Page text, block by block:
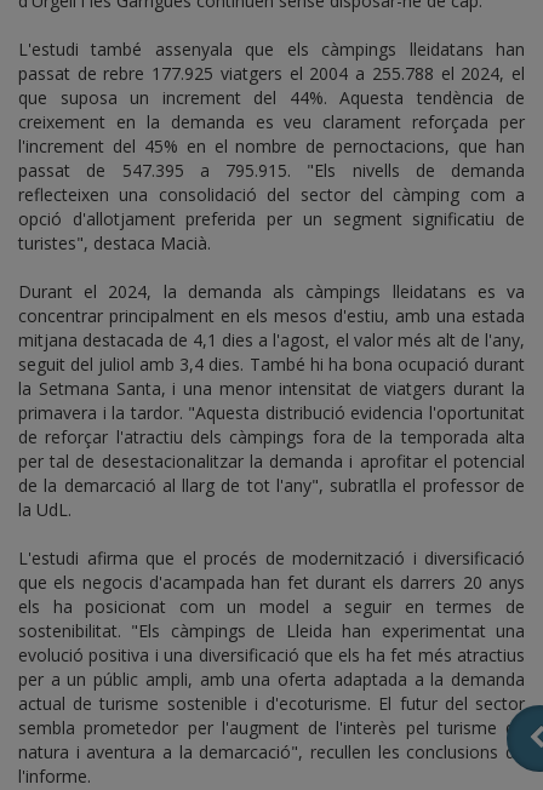
L'estudi també assenyala que els càmpings lleidatans han
passat de rebre 177.925 viatgers el 2004 a 255.788 el 2024, el
que suposa un increment del 44%. Aquesta tendència de
creixement en la demanda es veu clarament reforçada per
l'increment del 45% en el nombre de pernoctacions, que han
passat de 547.395 a 795.915. "Els nivells de demanda
reflecteixen una consolidació del sector del càmping com a
opció d'allotjament preferida per un segment significatiu de
turistes", destaca Macià.
Durant el 2024, la demanda als càmpings lleidatans es va
concentrar principalment en els mesos d'estiu, amb una estada
mitjana destacada de 4,1 dies a l'agost, el valor més alt de l'any,
seguit del juliol amb 3,4 dies. També hi ha bona ocupació durant
la Setmana Santa, i una menor intensitat de viatgers durant la
primavera i la tardor. "Aquesta distribució evidencia l'oportunitat
de reforçar l'atractiu dels càmpings fora de la temporada alta
per tal de desestacionalitzar la demanda i aprofitar el potencial
de la demarcació al llarg de tot l'any", subratlla el professor de
la UdL.
L'estudi afirma que el procés de modernització i diversificació
que els negocis d'acampada han fet durant els darrers 20 anys
els ha posicionat com un model a seguir en termes de
sostenibilitat. "Els càmpings de Lleida han experimentat una
evolució positiva i una diversificació que els ha fet més atractius
per a un públic ampli, amb una oferta adaptada a la demanda
actual de turisme sostenible i d'ecoturisme. El futur del sector
sembla prometedor per l'augment de l'interès pel turisme de
natura i aventura a la demarcació", recullen les conclusions de
l'informe.